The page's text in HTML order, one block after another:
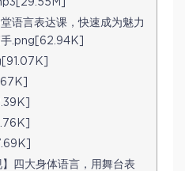
语言表达课，快速成为魅力
手.png[62.94K]
四大身体语言，用舞台表